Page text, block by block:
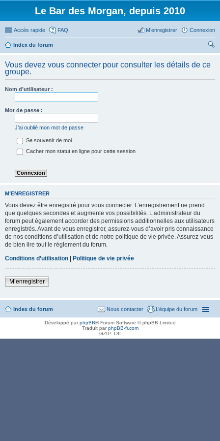
Le Bar des Morgan, depuis 2010
Accès rapide FAQ Connexion
M’enregistrer
Index du forum
her
ch
Vous devez vous connecter pour consulter les détails de ce
groupe.
Nom d’utilisateur :
Mot de passe :
J’ai oublié mon mot de passe
Se souvenir de moi
Cacher mon statut en ligne pour cette session
M’ENREGISTRER
Vous devez être enregistré pour vous connecter. L’enregistrement ne prend
que quelques secondes et augmente vos possibilités. L’administrateur du
forum peut également accorder des permissions additionnelles aux utilisateurs
enregistrés. Avant de vous enregistrer, assurez-vous d’avoir pris connaissance
de nos conditions d’utilisation et de notre politique de vie privée. Assurez-vous
de bien lire tout le règlement du forum.
Conditions d’utilisation | Politique de vie privée
M’enregistrer
Index du forum L’équipe du forum
Nous contacter
Développé parphpBB® Forum Software © phpBB Limited
Traduit parphpBB-fr.com
GZIP: Off